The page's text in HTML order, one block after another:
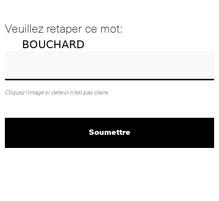
Veuillez retaper ce mot:
Cliquez l'image si celle-ci n'est pas claire.
Soumettre